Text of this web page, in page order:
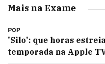
Mais na Exame
POP
'Silo': que horas
temporada na Apple